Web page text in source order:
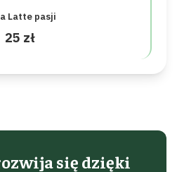
Latte pasji
25 zł
się dzięki